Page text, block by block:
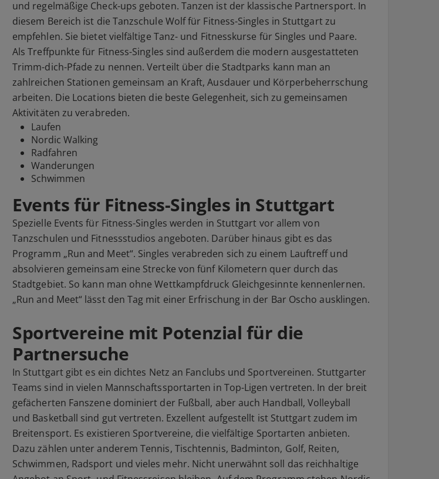
und regelmäßige Check-ups geboten. Tanzen ist der klassische Partnersport. In
diesem Bereich ist die Tanzschule Wolf für Fitness-Singles in Stuttgart zu
empfehlen. Sie bietet vielfältige Tanz- und Fitnesskurse für Singles und Paare.
Als Treffpunkte für Fitness-Singles sind außerdem die modern ausgestatteten
Trimm-dich-Pfade zu nennen. Verteilt über die Stadtparks kann man an
zahlreichen Stationen gemeinsam an Kraft, Ausdauer und Körperbeherrschung
arbeiten. Die Locations bieten die beste Gelegenheit, sich zu gemeinsamen
Aktivitäten zu verabreden.
Laufen
Nordic Walking
Radfahren
Wanderungen
Schwimmen
Events für Fitness-Singles in Stuttgart
Spezielle Events für Fitness-Singles werden in Stuttgart vor allem von
Tanzschulen und Fitnessstudios angeboten. Darüber hinaus gibt es das
Programm „Run and Meet“. Singles verabreden sich zu einem Lauftreff und
absolvieren gemeinsam eine Strecke von fünf Kilometern quer durch das
Stadtgebiet. So kann man ohne Wettkampfdruck Gleichgesinnte kennenlernen.
„Run and Meet“ lässt den Tag mit einer Erfrischung in der Bar Oscho ausklingen.
Sportvereine mit Potenzial für die
Partnersuche
In Stuttgart gibt es ein dichtes Netz an Fanclubs und Sportvereinen. Stuttgarter
Teams sind in vielen Mannschaftssportarten in Top-Ligen vertreten. In der breit
gefächerten Fanszene dominiert der Fußball, aber auch Handball, Volleyball
und Basketball sind gut vertreten. Exzellent aufgestellt ist Stuttgart zudem im
Breitensport. Es existieren Sportvereine, die vielfältige Sportarten anbieten.
Dazu zählen unter anderem Tennis, Tischtennis, Badminton, Golf, Reiten,
Schwimmen, Radsport und vieles mehr. Nicht unerwähnt soll das reichhaltige